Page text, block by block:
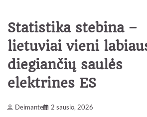
Statistika stebina –
lietuviai vieni
diegiančių saulės
elektrines ES
Deimante 2 sausio, 2026